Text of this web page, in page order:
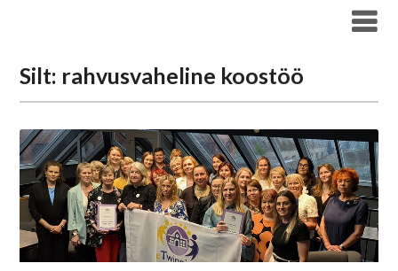
Silt: rahvusvaheline koostöö